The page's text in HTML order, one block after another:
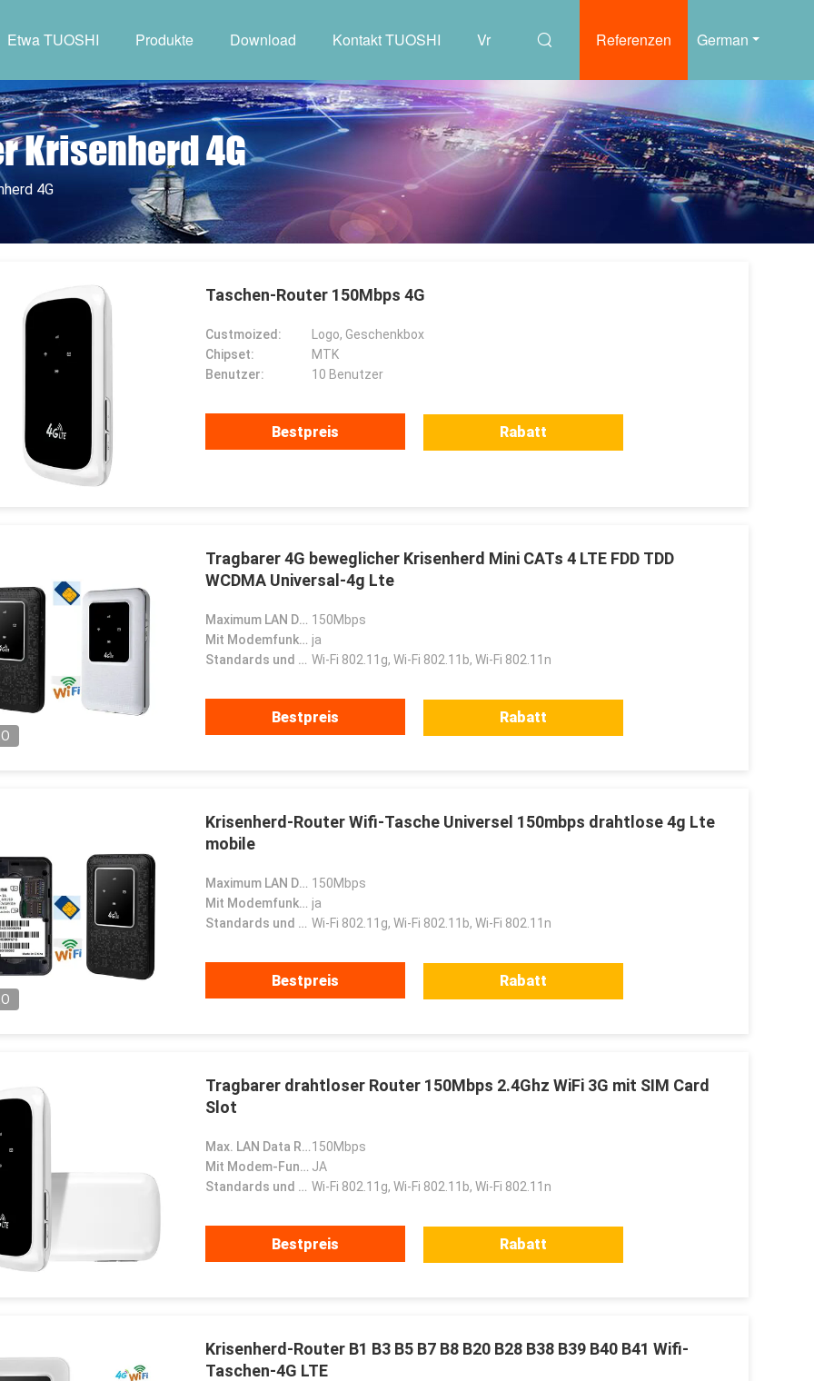
German
Referenzen
Etwa TUOSHI Produkte Download Kontakt TUOSHI Vr
Krisenherd 4G
4G
компания,
установила
и имеет
сотрудничество.
Wir sind zum Arbeiten gewesen,
mit zusammen für 5 Jahre, sie
ihnen zu arbeiten.
Taschen-Router 150Mbps 4G
Custmoized:
Logo, Geschenkbox
Chipset:
MTK
Benutzer:
10 Benutzer
Bestpreis Rabatt
Tragbarer 4G beweglicher Krisenherd Mini CATs 4 LTE FDD TDD
WCDMA Universal-4g Lte
Maximum LAN Data Rate: 150Mbps
Mit Modemfunktion: ja
Standards und Protokolle: Wi-Fi 802.11g, Wi-Fi 802.11b, Wi-Fi 802.11n
Bestpreis Rabatt
Krisenherd-Router Wifi-Tasche Universel 150mbps drahtlose 4g Lte
mobile
Maximum LAN Data Rate: 150Mbps
Mit Modemfunktion: ja
Standards und Protokolle: Wi-Fi 802.11g, Wi-Fi 802.11b, Wi-Fi 802.11n
Bestpreis Rabatt
Tragbarer drahtloser Router 150Mbps 2.4Ghz WiFi 3G mit SIM Card
Slot
Max. LAN Data Rate:150Mbps
Mit Modem-Funktion: JA
Standards und Protokolle: Wi-Fi 802.11g, Wi-Fi 802.11b, Wi-Fi 802.11n
Bestpreis Rabatt
Krisenherd-Router B1 B3 B5 B7 B8 B20 B28 B38 B39 B40 B41 Wifi-
Taschen-4G LTE